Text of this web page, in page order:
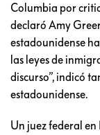
Columbia por
declaró Amy
estadounidense
las leyes de
discurso”, indicó
estadounidense.
Un juez federal